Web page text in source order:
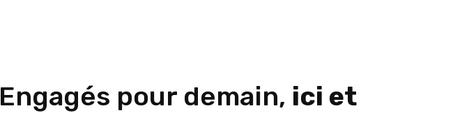
Engagés pour demain, ici et